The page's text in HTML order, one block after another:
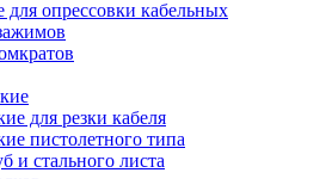
опрессовки кабельных
для резки кабеля
пистолетного типа
и стального листа